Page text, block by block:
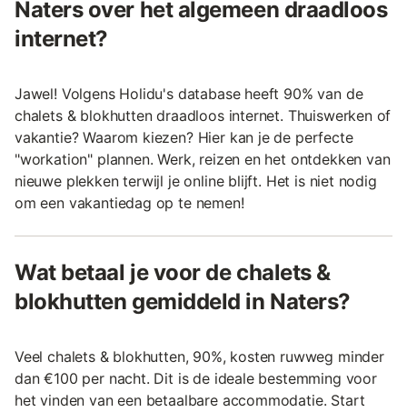
Naters over het algemeen draadloos
internet?
Jawel! Volgens Holidu's database heeft 90% van de
chalets & blokhutten draadloos internet. Thuiswerken of
vakantie? Waarom kiezen? Hier kan je de perfecte
"workation" plannen. Werk, reizen en het ontdekken van
nieuwe plekken terwijl je online blijft. Het is niet nodig
om een vakantiedag op te nemen!
Wat betaal je voor de chalets &
blokhutten gemiddeld in Naters?
Veel chalets & blokhutten, 90%, kosten ruwweg minder
dan €100 per nacht. Dit is de ideale bestemming voor
het vinden van een betaalbare accommodatie. Start